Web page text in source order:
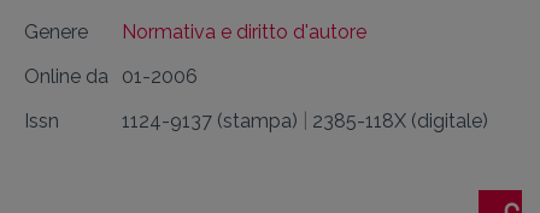
Genere
Normativa e diritto d'autore
Online da
01-2006
Issn
1124-9137 (stampa) 2385-118X (digitale)